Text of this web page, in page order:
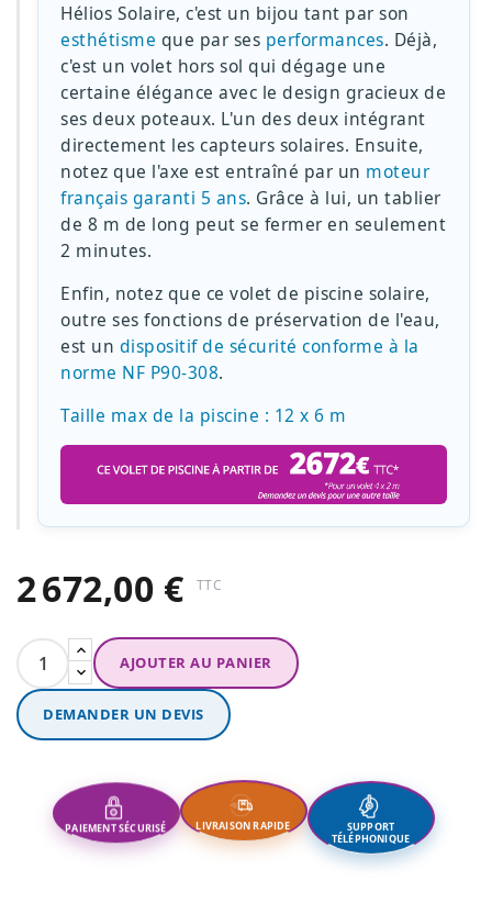
Hélios Solaire, c'est un bijou tant par son
esthétisme que par ses performances. Déjà,
c'est un volet hors sol qui dégage une
certaine élégance avec le design gracieux de
ses deux poteaux. L'un des deux intégrant
directement les capteurs solaires. Ensuite,
notez que l'axe est entraîné par un moteur
français garanti 5 ans. Grâce à lui, un tablier
de 8 m de long peut se fermer en seulement
2 minutes.
Enfin, notez que ce volet de piscine solaire,
outre ses fonctions de préservation de l'eau,
est un dispositif de sécurité conforme à la
norme NF P90-308.
Taille max de la piscine : 12 x 6 m
2 672,00 € TTC
AJOUTER AU PANIER
DEMANDER UN DEVIS
PAIEMENT SÉCURISÉ LIVRAISON RAPIDE
SUPPORT
TÉLÉPHONIQUE